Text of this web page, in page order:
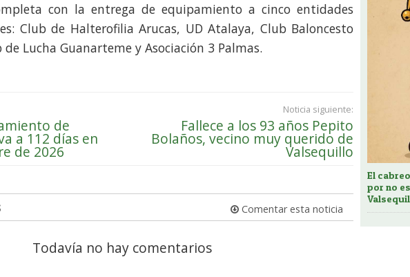
con la entrega de equipamiento a cinco entidades
Club de Halterofilia Arucas, UD Atalaya, Club Baloncesto
de Lucha Guanarteme y Asociación 3 Palmas.
de
a 112 días en
de 2026
Noticia siguiente:
Fallece a los 93 años Pepito
Bolaños, vecino muy querido de
Valsequillo
Comentar esta noticia
Todavía no hay comentarios
El
por no